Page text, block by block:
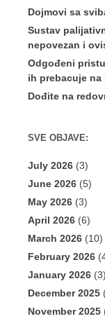
Dojmovi sa
Sustav
nepovezan i
Odgođeni
ih prebacuje
Dođite na
SVE OBJAVE:
July 2026 (3)
June 2026 (5)
May 2026 (3)
April 2026 (6)
March 2026 (10)
February 2026
January 2026 (3)
December 2025
November 2025